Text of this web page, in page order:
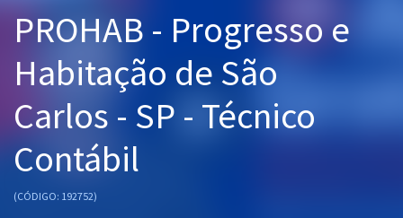
Cursos 20% OFF
Graduação
OAB
PROHAB - Progresso e
Habitação de São
Carlos - SP - Técnico
Contábil
(CÓDIGO: 192752)